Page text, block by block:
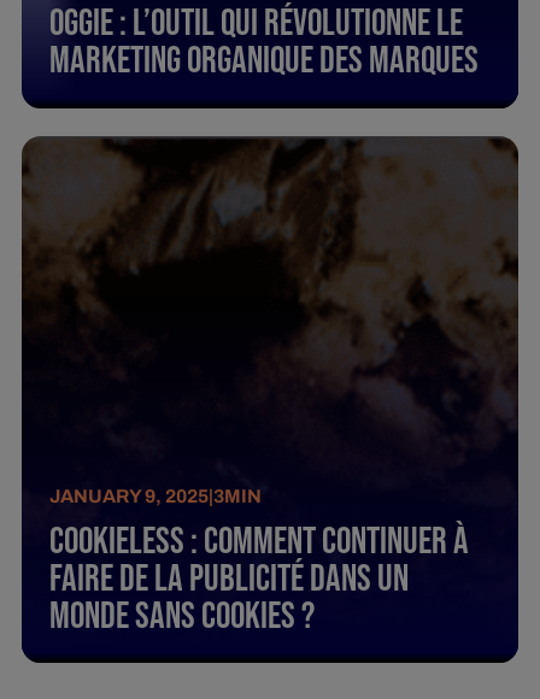
Oggie : L’outil qui révolutionne le
marketing organique des marques
JANUARY 9, 2025|3MIN
Cookieless : Comment continuer à
faire de la publicité dans un
monde sans cookies ?